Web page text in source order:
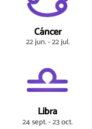
Cáncer
22 jun. - 22 jul.
Libra
24 sept. - 23 oct.